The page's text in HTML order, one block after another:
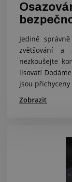
Jedině
zvětšování a
nezkoušejte
lisovat!
jsou
Zobrazit